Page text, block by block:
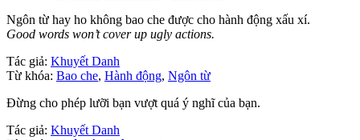
Ngôn từ hay ho không bao che được cho hành động xấu xí.
Good words won’t cover up ugly actions.
Tác giả: Khuyết Danh
Từ khóa: Bao che, Hành động, Ngôn từ
Đừng cho phép lưỡi bạn vượt quá ý nghĩ của bạn.
Tác giả: Khuyết Danh